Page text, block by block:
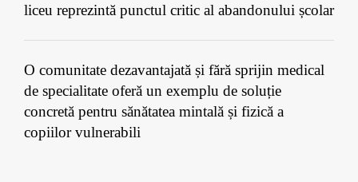
liceu reprezintă punctul critic al abandonului școlar
O comunitate dezavantajată și fără sprijin medical
de specialitate oferă un exemplu de soluție
concretă pentru sănătatea mintală și fizică a
copiilor vulnerabili